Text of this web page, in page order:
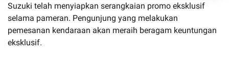
Suzuki telah menyiapkan serangkaian promo eksklusif
selama pameran. Pengunjung yang melakukan
pemesanan kendaraan akan meraih beragam keuntungan
eksklusif.